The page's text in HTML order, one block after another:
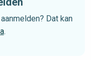
Dat kan
.